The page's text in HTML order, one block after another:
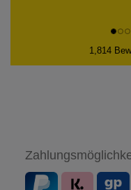
1,814